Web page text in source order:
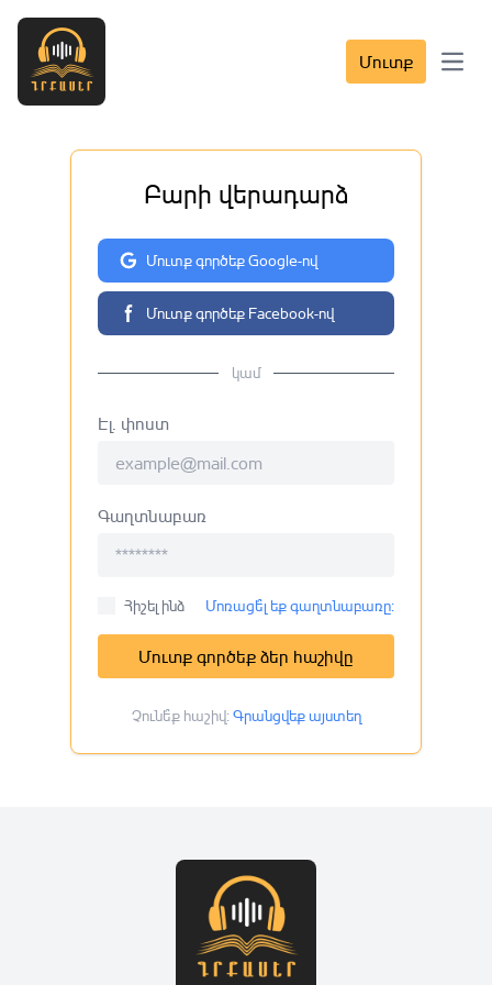
Մուտք Open
Բարի վերադարձ
Մուտք գործեք Google-ով
Մուտք գործեք Facebook-ով
կամ
Էլ. փոստ
Գաղտնաբառ
Հիշել ինձ Մոռացե՞լ եք գաղտնաբառը:
Մուտք գործեք ձեր հաշիվը
Չունե՞ք հաշիվ:Գրանցվեք այստեղ